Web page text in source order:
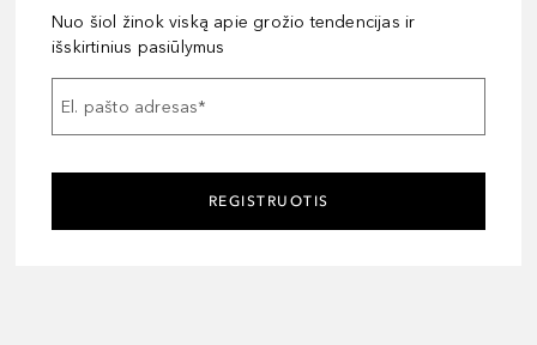
Nuo šiol žinok viską apie grožio tendencijas ir
išskirtinius pasiūlymus
El. pašto adresas*
REGISTRUOTIS